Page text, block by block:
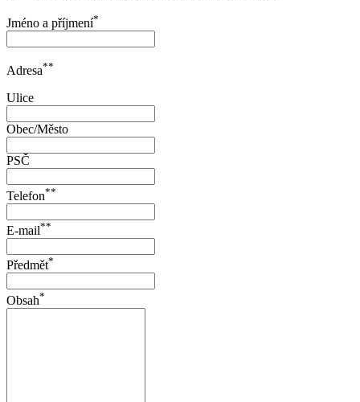
Jméno a příjmení*
Adresa**
Ulice
Obec/Město
PSČ
Telefon**
E-mail**
Předmět*
Obsah*